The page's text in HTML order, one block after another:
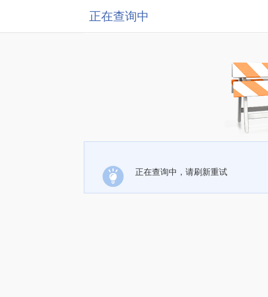
正在查询中
正在查询中，请刷新重试